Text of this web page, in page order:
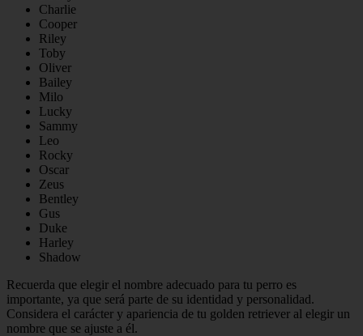
Charlie
Cooper
Riley
Toby
Oliver
Bailey
Milo
Lucky
Sammy
Leo
Rocky
Oscar
Zeus
Bentley
Gus
Duke
Harley
Shadow
Recuerda que elegir el nombre adecuado para tu perro es
importante, ya que será parte de su identidad y personalidad.
Considera el carácter y apariencia de tu golden retriever al elegir un
nombre que se ajuste a él.